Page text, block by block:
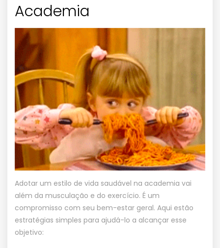
Academia
Adotar um estilo de vida saudável na academia vai
além da musculação e do exercício. É um
compromisso com seu bem-estar geral. Aqui estão
estratégias simples para ajudá-lo a alcançar esse
objetivo: